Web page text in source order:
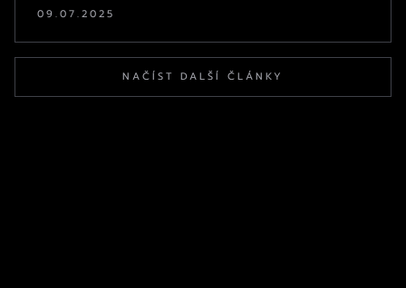
09.07.2025
NAČÍST DALŠÍ ČLÁNKY